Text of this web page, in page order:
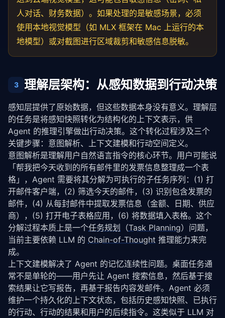
return result
except Exception as e:
            print(
f"DOM 感知失败: {e}，回退到视觉模型"
# 回退方案
.perceive_via_screenshot(page)
return result
var role: CFTypeRef?
AXUIElementCopyAttributeValue(element,
var position: CGPoint = .zero
var positionRef: CFTypeRef?
if
AXUIElementCopyAttributeValue (element,
AXValueGetValue(positionRef as! AXValue,
    }
// 递归获取子元素
var children: [AccessibilityElement] = []
var childrenRef: CFTypeRef?
if AXUIElementCopyAttributeValue(element,
if
let childArray = childrenRef as?
for child in childArray {
if
let childEl = traverseAXElement
                    children.
append (childEl)
                }
            }
        }
    }
return AccessibilityElement(
        role: role
as ? String ?? "" ,
        title: title
as? String ?? "",
        value:
"",
人对话、财务数据）。如果处理的是敏感场景，必须
使用本地视觉模型（如 MLX 框架在 Mac 上运行的本
地模型）或对截图进行区域裁剪和敏感信息脱敏。
3 理解层架构：从感知数据到行动决策
感知层提供了原始数据，但这些数据本身没有意义。理解层
的任务是将感知快照转化为结构化的上下文表示，供
Agent 的推理引擎做出行动决策。这个转化过程涉及三个
关键步骤：意图解析、上下文建模和行动空间定义。
意图解析是理解用户自然语言指令的核心环节。用户可能说
「帮我把今天收到的所有邮件里的发票信息整理成一个表
格」，Agent 需要将其分解为可执行的子任务序列：(1) 打
开邮件客户端，(2) 筛选今天的邮件，(3) 识别包含发票的
邮件，(4) 从每封邮件中提取发票信息（金额、日期、供应
商），(5) 打开电子表格应用，(6) 将数据填入表格。这个
分解过程本质上是一个任务规划 （Task Planning）问题，
当前主要依赖 LLM 的 Chain-of-Thought 推理能力来完
成。
上下文建模解决了 Agent 的记忆连续性问题。桌面任务通
常不是单轮的——用户先让 Agent 搜索信息，然后基于搜
索结果让它写报告，再基于报告内容发邮件。Agent 必须
维护一个持久化的上下文状态，包括历史感知快照、已执行
的行动、行动的结果和用户的后续指令。这类似于 LLM 对